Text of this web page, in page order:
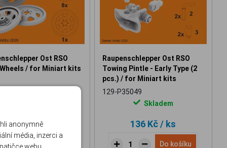
Ost RSO
/ for Miniart kits
284 Kč/ ks
Do košíku
Raupenschlepper Ost RSO
Towing Pintle - Early Type (2
pcs.) / for Miniart kits
129-P35049
Skladem
136 Kč/ ks
Do košíku
anonymně
média, inzerci a